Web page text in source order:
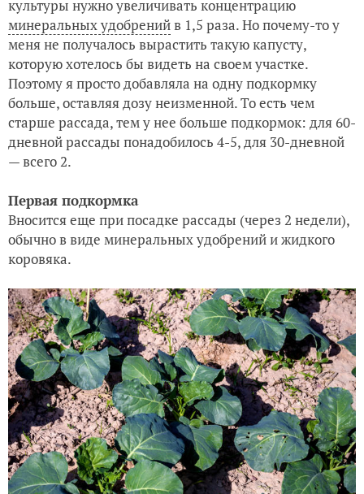
культуры нужно увеличивать концентрацию
минеральных удобренийв 1,5 раза. Но почему-то у
меня не получалось вырастить такую капусту,
которую хотелось бы видеть на своем участке.
Поэтому я просто добавляла на одну подкормку
больше, оставляя дозу неизменной. То есть чем
старше рассада, тем у нее больше подкормок: для 60-
дневной рассады понадобилось 4-5, для 30-дневной
— всего 2.
Первая подкормка
Вносится еще при посадке рассады (через 2 недели),
обычно в виде минеральных удобрений и жидкого
коровяка.